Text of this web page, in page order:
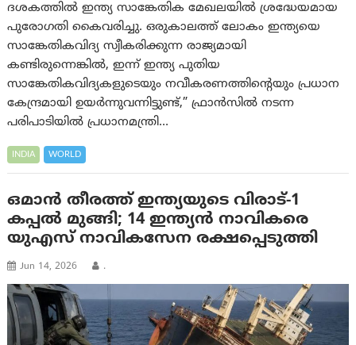
ദശകത്തിൽ ഇന്ത്യ സാങ്കേതിക മേഖലയിൽ ശ്രദ്ധേയമായ
പുരോഗതി കൈവരിച്ചു. ഒരുകാലത്ത് ലോകം ഇന്ത്യയെ
സാങ്കേതികവിദ്യ സ്വീകരിക്കുന്ന രാജ്യമായി
കണ്ടിരുന്നെങ്കിൽ, ഇന്ന് ഇന്ത്യ പുതിയ
സാങ്കേതികവിദ്യകളുടെയും നവീകരണത്തിന്റെയും പ്രധാന
കേന്ദ്രമായി ഉയർന്നുവന്നിട്ടുണ്ട്,” ഫ്രാൻസിൽ നടന്ന
പരിപാടിയിൽ പ്രധാനമന്ത്രി…
INDIA WORLD
ഒമാൻ തീരത്ത് ഇന്ത്യയുടെ വിരാട്-1
കപ്പൽ മുങ്ങി; 14 ഇന്ത്യൻ നാവികരെ
യുഎസ് നാവികസേന രക്ഷപ്പെടുത്തി
Jun 14, 2026 .